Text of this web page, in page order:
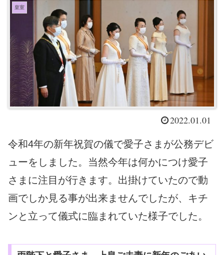
皇室
2022.01.01
令和4年の新年祝賀の儀で愛子さまが公務デビ
ューをしました。当然今年は何かにつけ愛子
さまに注目が行きます。出掛けていたので動
画でしか見る事が出来ませんでしたが、キチ
ンと立って儀式に臨まれていた様子でした。